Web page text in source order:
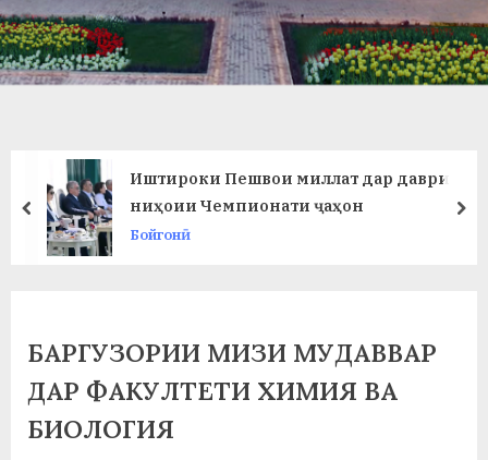
в
л
а
и
т
Иштироки Пешвои миллат дар даври
ниҳоии Чемпионати ҷаҳон
Бойгонӣ
prev
БАРГУЗОРИИ МИЗИ МУДАВВАР
ДАР ФАКУЛТЕТИ ХИМИЯ ВА
БИОЛОГИЯ